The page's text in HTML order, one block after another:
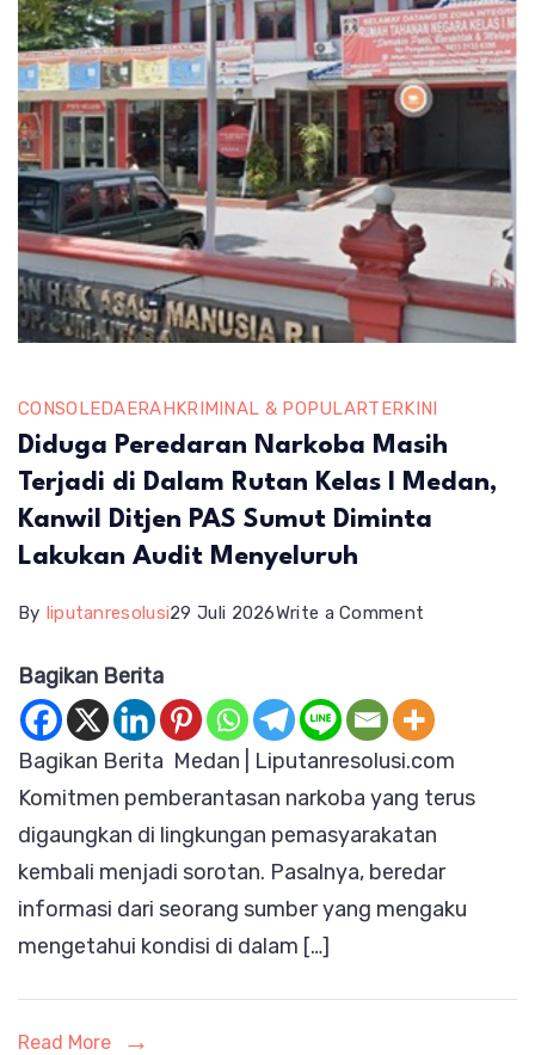
CONSOLEDAERAHKRIMINAL & POPULARTERKINI
Diduga Peredaran Narkoba Masih
Terjadi di Dalam Rutan Kelas I Medan,
Kanwil Ditjen PAS Sumut Diminta
Lakukan Audit Menyeluruh
By liputanresolusi29 Juli 2026Write a Comment
Narkoba
Masih
Terjadi
di
Dalam
Rutan
Bagikan Berita
Bagikan Berita Medan | Liputanresolusi.com
Komitmen pemberantasan narkoba yang terus
digaungkan di lingkungan pemasyarakatan
kembali menjadi sorotan. Pasalnya, beredar
informasi dari seorang sumber yang mengaku
mengetahui kondisi di dalam […]
Read More